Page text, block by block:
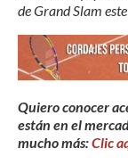
de Grand Slam
Quiero conocer
están en el
mucho más:Clic